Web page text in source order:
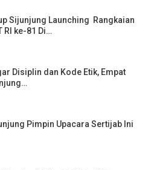
Sijunjung Launching Rangkaian
RI ke-81 Di…
Disiplin dan Kode Etik, Empat
Pimpin Upacara Sertijab Ini